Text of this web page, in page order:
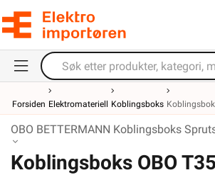
Forsiden Elektromateriell Koblingsboks
OBO BETTERMANN Koblingsboks
Koblingsboks OBO